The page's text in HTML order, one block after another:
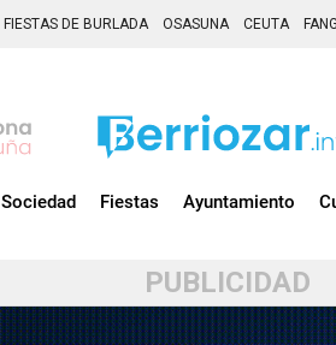
FIESTAS DE BURLADA OSASUNA CEUTA
Sociedad Fiestas Ayuntamiento
PUBLICIDAD